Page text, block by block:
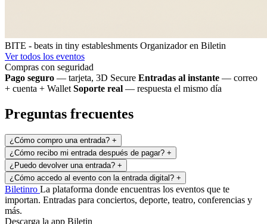
BITE - beats in tiny estableshments Organizador en Biletin
Ver todos los eventos
Compras con seguridad
Pago seguro — tarjeta, 3D Secure Entradas al instante — correo
+ cuenta + Wallet Soporte real — respuesta el mismo día
Preguntas frecuentes
¿Cómo compro una entrada? +
¿Cómo recibo mi entrada después de pagar? +
¿Puedo devolver una entrada? +
¿Cómo accedo al evento con la entrada digital? +
Biletinro La plataforma donde encuentras los eventos que te
importan. Entradas para conciertos, deporte, teatro, conferencias y
más.
Descarga la app Biletin